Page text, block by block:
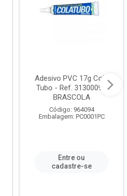
Adesivo PVC 17g Cola
Tubo - Ref. 3130009 -
BRASCOLA
Código: 964094
Embalagem: PC0001PC
Entre ou
cadastre-se